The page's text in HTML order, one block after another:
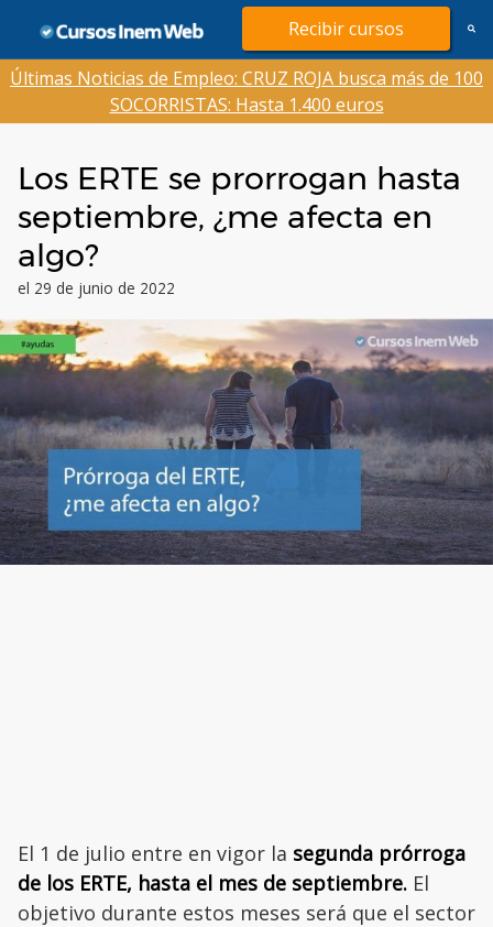
contenido
Recibir cursos
Últimas Noticias de Empleo: CRUZ ROJA busca más de 100
SOCORRISTAS: Hasta 1.400 euros
Los ERTE se prorrogan hasta
septiembre, ¿me afecta en
algo?
el 29 de junio de 2022
El 1 de julio entre en vigor la segunda prórroga
de los ERTE, hasta el mes de septiembre. El
objetivo durante estos meses será que el sector